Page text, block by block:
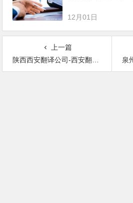
12月01日
上一篇
陕西西安翻译公司-西安翻译公司价格
泉